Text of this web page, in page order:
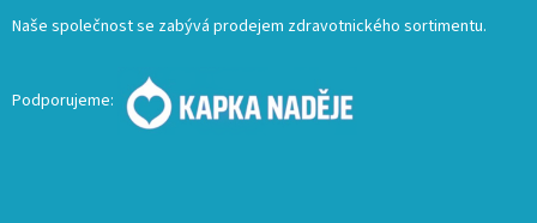
Naše společnost se zabývá prodejem zdravotnického sortimentu.
Podporujeme: